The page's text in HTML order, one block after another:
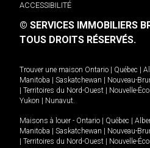
ACCESSIBILITÉ
© SERVICES IMMOBILIERS
TOUS DROITS RÉSERVÉS.
Trouver une maison Ontario Québec
Manitoba
Saskatchewan Nouveau-
Territoires du Nord-Ouest Nouvelle-
Yukon
Nunavut.
Maisons à louer - Ontario Québec
Manitoba
Saskatchewan Nouveau-
Territoires du Nord-Ouest Nouvelle-